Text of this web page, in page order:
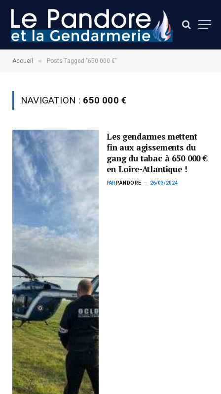
Accueil » Posts Tagged "650 000 €"
NAVIGATION : 650 000 €
Les gendarmes mettent
fin aux agissements du
gang du tabac à 650 000 €
en Loire-Atlantique !
PAR PANDORE 26/03/2024